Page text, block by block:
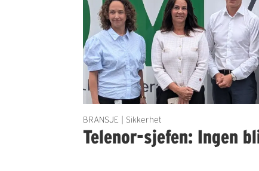
BRANSJE | Sikkerhet
Telenor-sjefen: Ingen